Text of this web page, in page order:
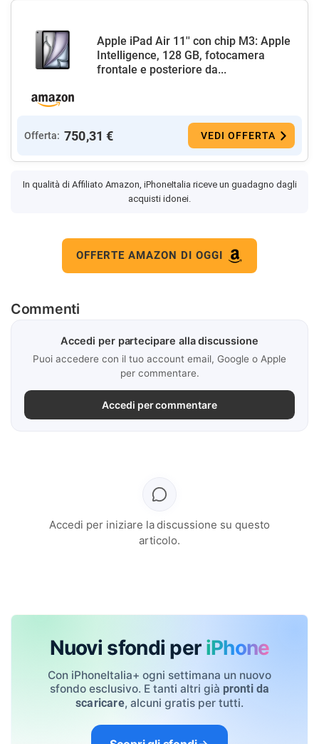
Apple iPad Air 11'' con chip M3: Apple
Intelligence, 128 GB, fotocamera
frontale e posteriore da...
Offerta: 750,31 € VEDI OFFERTA
In qualità di Affiliato Amazon, iPhoneItalia riceve un guadagno dagli
acquisti idonei.
OFFERTE AMAZON DI OGGI
Commenti
Accedi per partecipare alla discussione
Puoi accedere con il tuo account email, Google o Apple
per commentare.
Accedi per commentare
Accedi per iniziare la discussione su questo
articolo.
Nuovi sfondi per iPhone
Con iPhoneItalia+ ogni settimana un nuovo
sfondo esclusivo. E tanti altri già pronti da
scaricare, alcuni gratis per tutti.